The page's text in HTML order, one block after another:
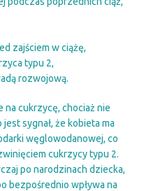
zajściem w ciążę,
typu 2,
rozwojową.
na cukrzycę, chociaż nie
sygnał, że kobieta ma
węglowodanowej, co
cukrzycy typu 2.
po narodzinach dziecka,
bezpośrednio wpływa na